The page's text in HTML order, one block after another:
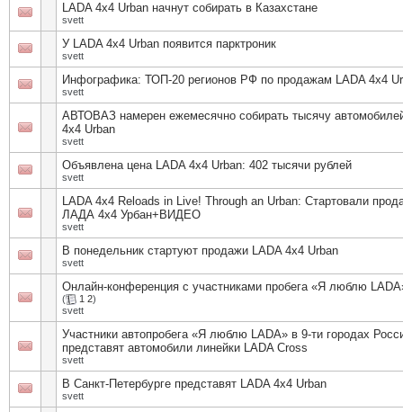
LADA 4x4 Urban начнут собирать в Казахстане
svett
У LADA 4х4 Urban появится парктроник
svett
Инфографика: ТОП-20 регионов РФ по продажам LADA 4x4
svett
АВТОВАЗ намерен ежемесячно собирать тысячу
4x4 Urban
svett
Объявлена цена LADA 4x4 Urban: 402 тысячи рублей
svett
LADA 4x4 Reloads in Live! Through an Urban: Стартовали
ЛАДА 4х4 Урбан+ВИДЕО
svett
В понедельник стартуют продажи LADA 4x4 Urban
svett
Онлайн-конференция с участниками пробега «Я люблю
( 1 2)
svett
Участники автопробега «Я люблю LADA» в 9-ти городах
представят автомобили линейки LADA Cross
svett
В Санкт-Петербурге представят LADA 4x4 Urban
svett